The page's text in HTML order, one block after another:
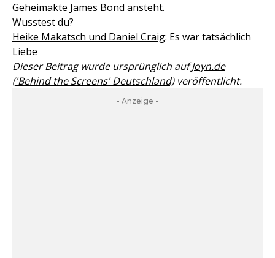
Geheimakte James Bond ansteht.
Wusstest du?
Heike Makatsch und Daniel Craig: Es war tatsächlich
Liebe
Dieser Beitrag wurde ursprünglich aufJoyn.de
('Behind the Screens' Deutschland)veröffentlicht.
- Anzeige -